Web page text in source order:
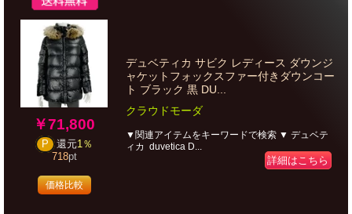
￥71,800
P 還元1％
718pt
価格比較
デュベティカ サビク レディース ダウンジ
ャケットフォックスファー付きダウンコー
ト ブラック 黒 DU...
クラウドモーダ
▼関連アイテムをキーワードで検索 ▼ デュベテ
ィカ duvetica D...
詳細はこちら